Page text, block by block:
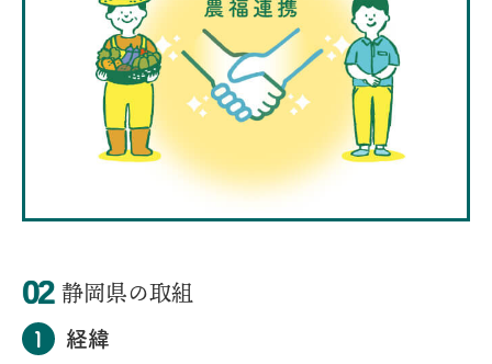
静岡県の取組
経緯